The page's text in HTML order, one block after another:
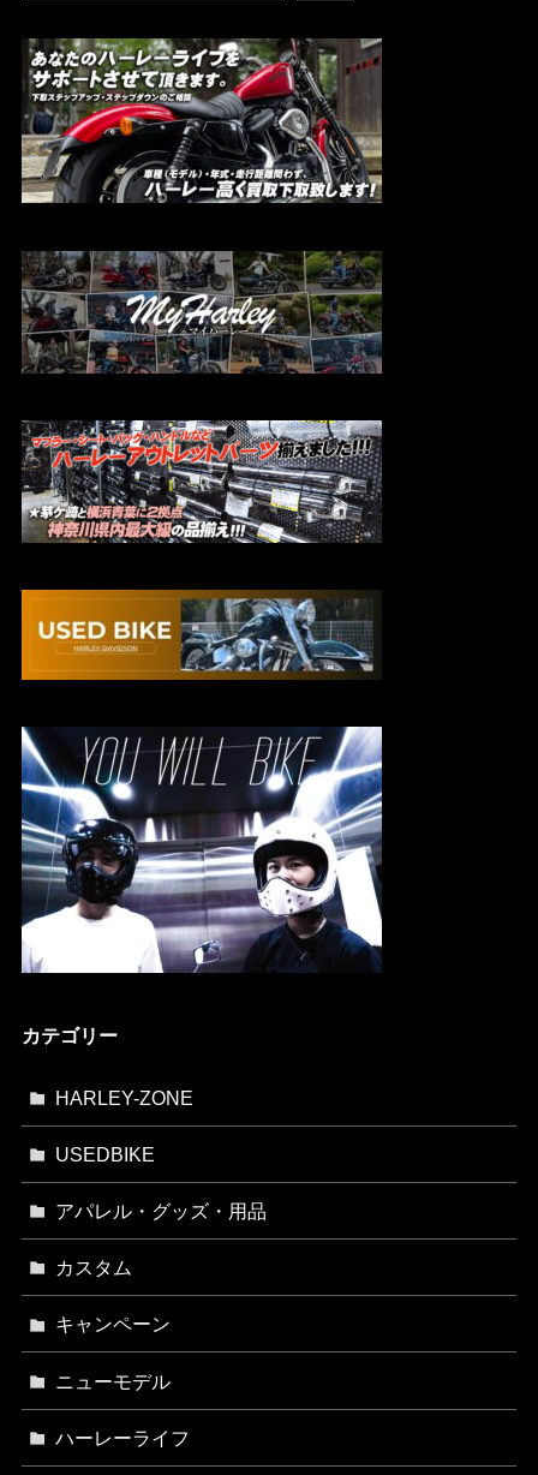
カテゴリー
HARLEY-ZONE
USEDBIKE
アパレル・グッズ・用品
カスタム
キャンペーン
ニューモデル
ハーレーライフ